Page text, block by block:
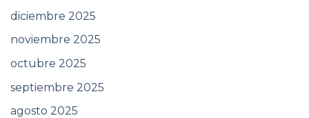
diciembre 2025
noviembre 2025
octubre 2025
septiembre 2025
agosto 2025